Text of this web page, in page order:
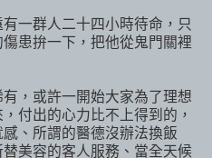
一群人二十四小時待命，只
患拚一下，把他從鬼門關裡
，或許一開始大家為了理想
付出的心力比不上得到的，
、所謂的醫德沒辦法換飯
美容的客人服務、當全天候